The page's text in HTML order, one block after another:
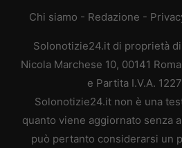
Chi siamo - Redazione -
Solonotizie24.it di proprietà di
Nicola Marchese 10, 00141
e Partita I.V.A.
Solonotizie24.it non è una
quanto viene aggiornato senza
può pertanto considerarsi un